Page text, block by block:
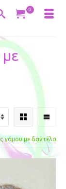
0
γάμου με δαντέλα